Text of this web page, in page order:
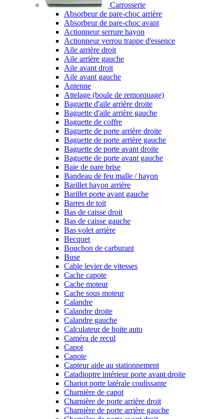
Carrosserie
Absorbeur de pare-choc arrière
Absorbeur de pare-choc avant
Actionneur serrure hayon
Actionneur verrou trappe d'essence
Aile arrière droit
Aile arrière gauche
Aile avant droit
Aile avant gauche
Antenne
Attelage (boule de remorquage)
Baguette d'aile arrière droite
Baguette d'aile arrière gauche
Baguette de coffre
Baguette de porte arrière droite
Baguette de porte arrière gauche
Baguette de porte avant droite
Baguette de porte avant gauche
Baie de pare brise
Bandeau de feu malle / hayon
Barillet hayon arrière
Barillet porte avant gauche
Barres de toit
Bas de caisse droit
Bas de caisse gauche
Bas volet arrière
Becquet
Bouchon de carburant
Buse
Cable levier de vitesses
Cache capote
Cache moteur
Cache sous moteur
Calandre
Calandre droite
Calandre gauche
Calculateur de boite auto
Caméra de recul
Capot
Capote
Capteur aide au stationnement
Catadioptre intérieur porte avant droite
Chariot porte latérale coulissante
Charnière de capot
Charnière de porte arrière droit
Charnière de porte arrière gauche